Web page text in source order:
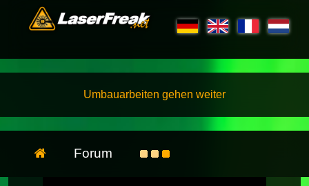
Umbauarbeiten gehen weiter
Forum